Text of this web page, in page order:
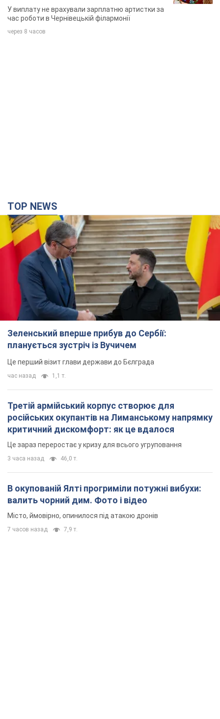
співачка
У виплату не врахували зарплатню артистки за
час роботи в Чернівецькій філармонії
через 8 часов
TOP NEWS
Зеленський вперше прибув до Сербії:
планується зустріч із Вучичем
Це перший візит глави держави до Бєлграда
час назад 1,1 т.
Третій армійський корпус створює для
російських окупантів на Лиманському напрямку
критичний дискомфорт: як це вдалося
Це зараз переростає у кризу для всього угруповання
3 часа назад 46,0 т.
В окупованій Ялті прогриміли потужні вибухи:
валить чорний дим. Фото і відео
Місто, ймовірно, опинилося під атакою дронів
7 часов назад 7,9 т.